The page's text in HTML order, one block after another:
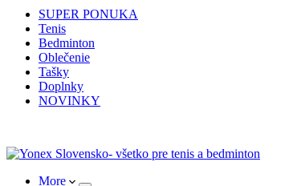
SUPER PONUKA
Tenis
Bedminton
Oblečenie
Tašky
Doplnky
NOVINKY
More